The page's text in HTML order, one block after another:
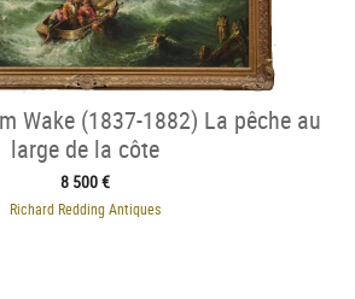
Wake (1837-1882) La pêche au
large de la côte
8 500 €
Richard Redding Antiques